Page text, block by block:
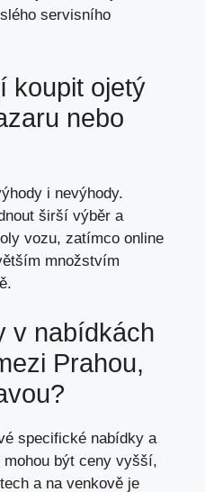
servisního
koupit ojetý
nebo
i nevýhody.
širší výběr a
vozu, zatímco online
množstvím
v nabídkách
Prahou,
specifické nabídky a
být ceny vyšší,
a na venkově je